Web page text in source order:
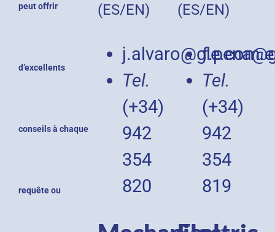
peut offrir
d’excellents
conseils à chaque
requête ou
(ES/EN)
Tel.
(+34)
942
354
820
(ES/EN)
Tel.
(+34)
942
354
819